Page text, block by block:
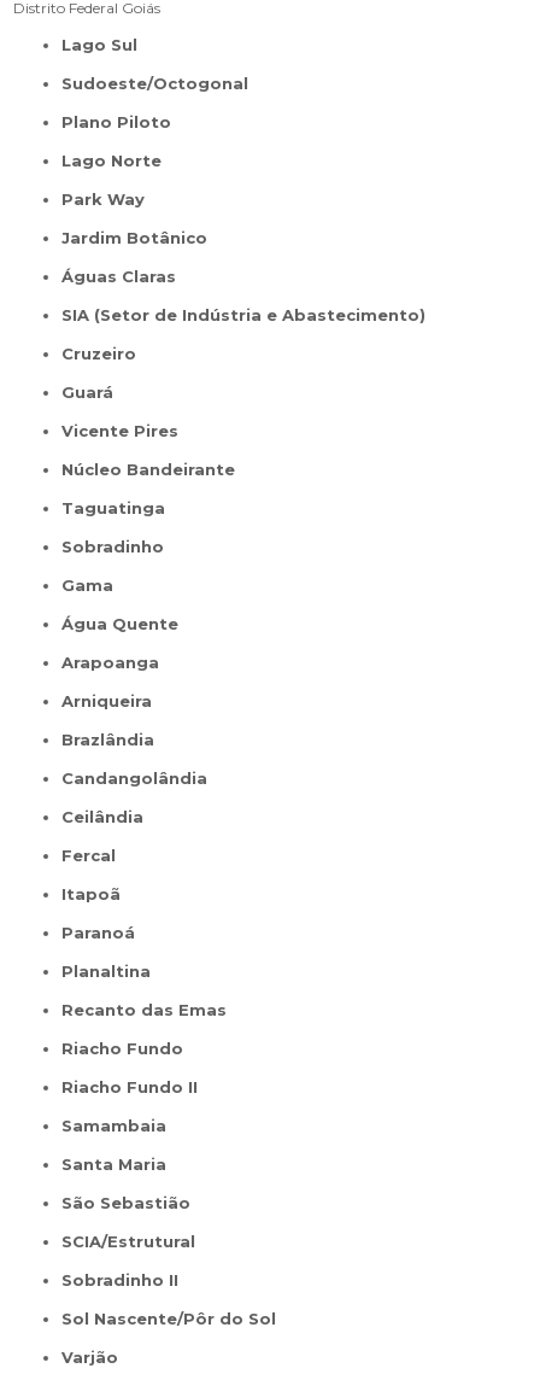
Distrito Federal Goiás
Lago Sul
Sudoeste/Octogonal
Plano Piloto
Lago Norte
Park Way
Jardim Botânico
Águas Claras
SIA (Setor de Indústria e Abastecimento)
Cruzeiro
Guará
Vicente Pires
Núcleo Bandeirante
Taguatinga
Sobradinho
Gama
Água Quente
Arapoanga
Arniqueira
Brazlândia
Candangolândia
Ceilândia
Fercal
Itapoã
Paranoá
Planaltina
Recanto das Emas
Riacho Fundo
Riacho Fundo II
Samambaia
Santa Maria
São Sebastião
SCIA/Estrutural
Sobradinho II
Sol Nascente/Pôr do Sol
Varjão